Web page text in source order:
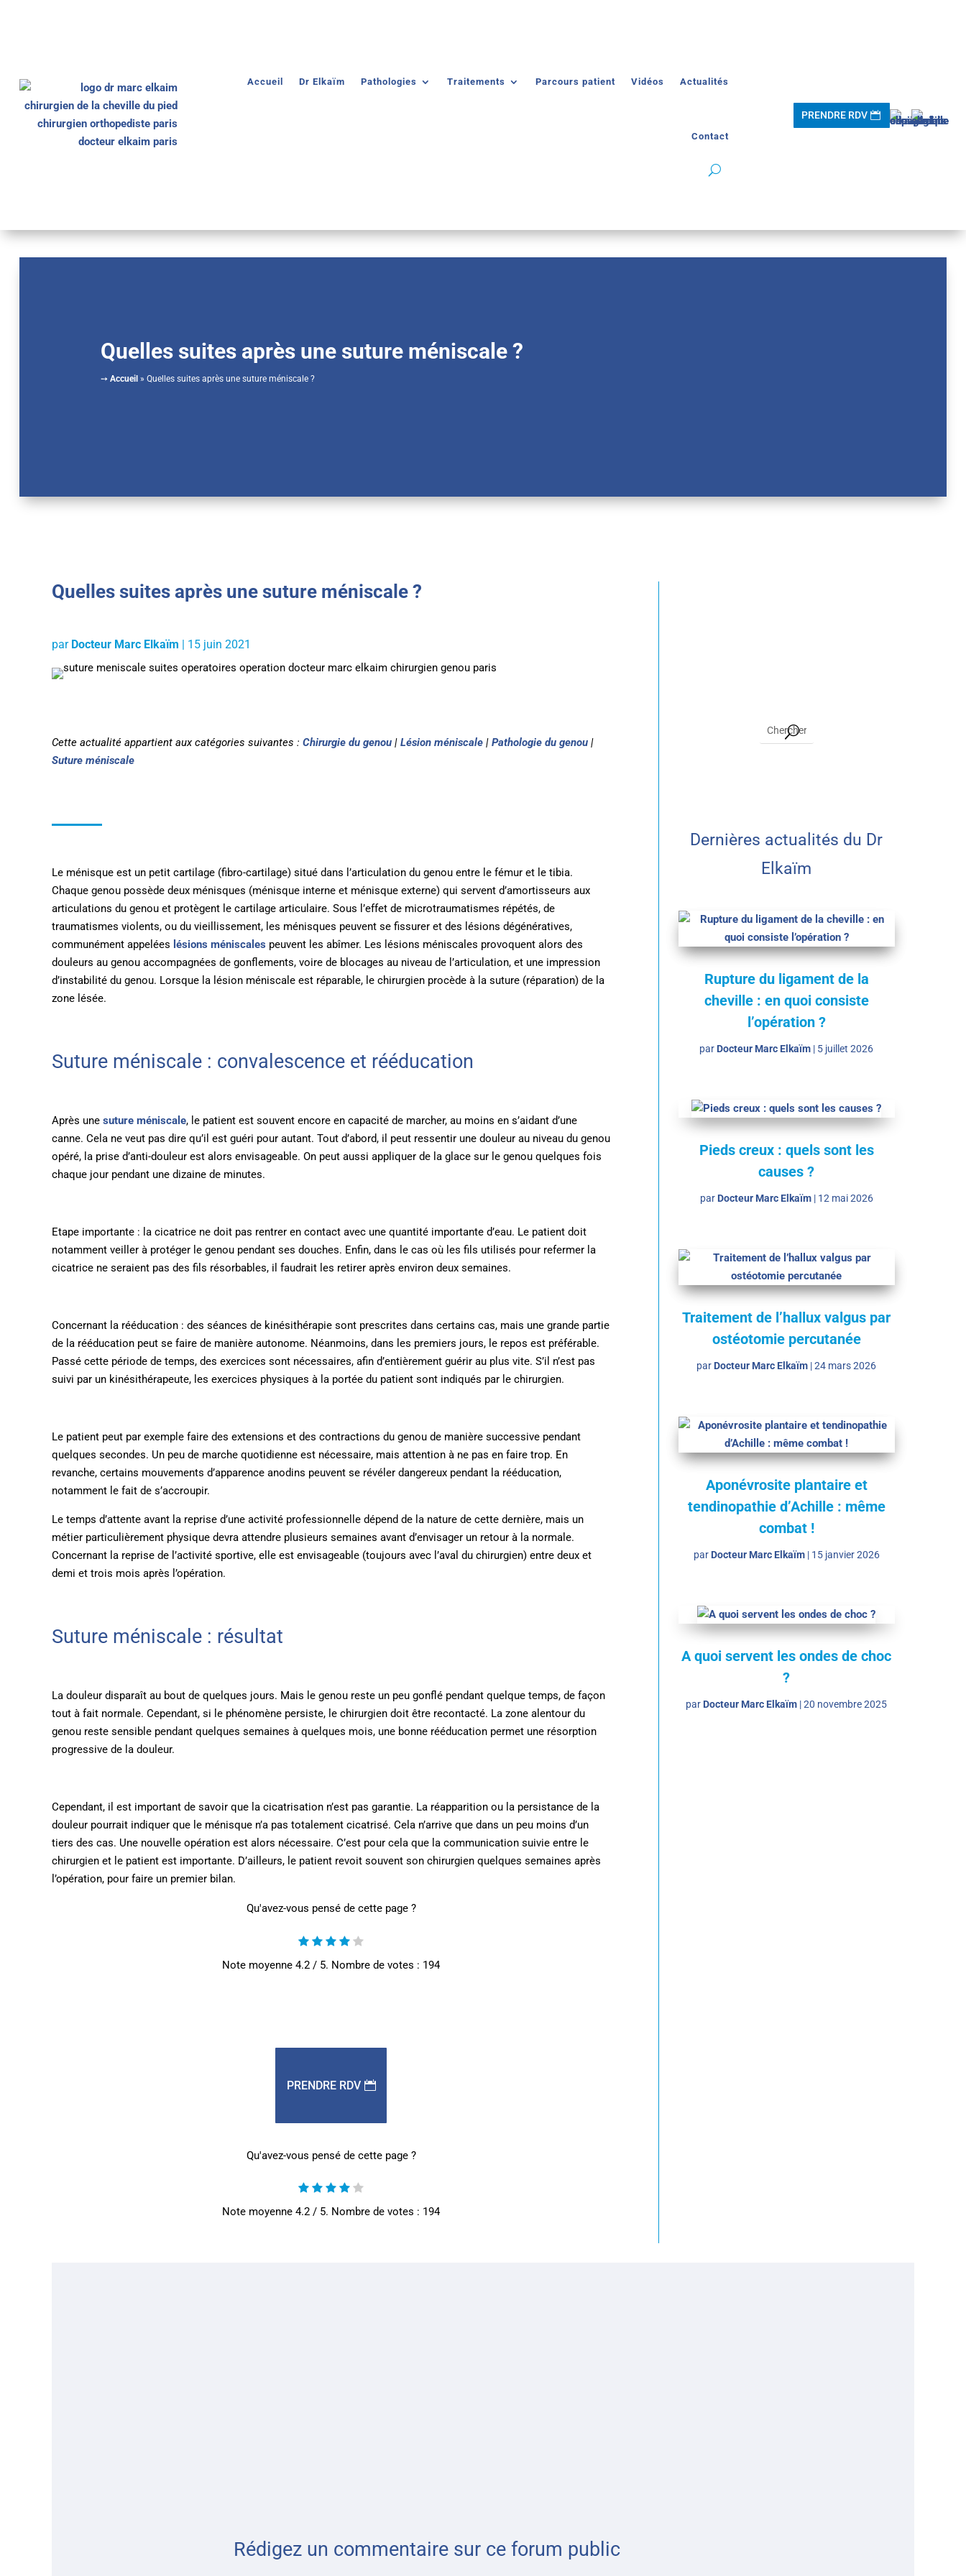
Accueil Dr Elkaïm Pathologies Traitements Parcours patient Vidéos Actualités
Contact
PRENDRE RDV
Quelles suites après une suture méniscale ?
➙Accueil »Quelles suites après une suture méniscale ?
Quelles suites après une suture méniscale ?
par Docteur Marc Elkaïm 15 juin 2021
Cette actualité appartient aux catégories suivantes : Chirurgie du genou | Lésion méniscale | Pathologie du genou |
Suture méniscale
Le ménisque est un petit cartilage (fibro-cartilage) situé dans l’articulation du genou entre le fémur et le tibia.
Chaque genou possède deux ménisques (ménisque interne et ménisque externe) qui servent d’amortisseurs aux
articulations du genou et protègent le cartilage articulaire. Sous l’effet de microtraumatismes répétés, de
traumatismes violents, ou du vieillissement, les ménisques peuvent se fissurer et des lésions dégénératives,
communément appelées lésions méniscales peuvent les abîmer. Les lésions méniscales provoquent alors des
douleurs au genou accompagnées de gonflements, voire de blocages au niveau de l’articulation, et une impression
d’instabilité du genou. Lorsque la lésion méniscale est réparable, le chirurgien procède à la suture (réparation) de la
zone lésée.
Suture méniscale : convalescence et rééducation
Après une suture méniscale, le patient est souvent encore en capacité de marcher, au moins en s’aidant d’une
canne. Cela ne veut pas dire qu’il est guéri pour autant. Tout d’abord, il peut ressentir une douleur au niveau du genou
opéré, la prise d’anti-douleur est alors envisageable. On peut aussi appliquer de la glace sur le genou quelques fois
chaque jour pendant une dizaine de minutes.
Etape importante : la cicatrice ne doit pas rentrer en contact avec une quantité importante d’eau. Le patient doit
notamment veiller à protéger le genou pendant ses douches. Enfin, dans le cas où les fils utilisés pour refermer la
cicatrice ne seraient pas des fils résorbables, il faudrait les retirer après environ deux semaines.
Concernant la rééducation : des séances de kinésithérapie sont prescrites dans certains cas, mais une grande partie
de la rééducation peut se faire de manière autonome. Néanmoins, dans les premiers jours, le repos est préférable.
Passé cette période de temps, des exercices sont nécessaires, afin d’entièrement guérir au plus vite. S’il n’est pas
suivi par un kinésithérapeute, les exercices physiques à la portée du patient sont indiqués par le chirurgien.
Le patient peut par exemple faire des extensions et des contractions du genou de manière successive pendant
quelques secondes. Un peu de marche quotidienne est nécessaire, mais attention à ne pas en faire trop. En
revanche, certains mouvements d’apparence anodins peuvent se révéler dangereux pendant la rééducation,
notamment le fait de s’accroupir.
Le temps d’attente avant la reprise d’une activité professionnelle dépend de la nature de cette dernière, mais un
métier particulièrement physique devra attendre plusieurs semaines avant d’envisager un retour à la normale.
Concernant la reprise de l’activité sportive, elle est envisageable (toujours avec l’aval du chirurgien) entre deux et
demi et trois mois après l’opération.
Suture méniscale : résultat
La douleur disparaît au bout de quelques jours. Mais le genou reste un peu gonflé pendant quelque temps, de façon
tout à fait normale. Cependant, si le phénomène persiste, le chirurgien doit être recontacté. La zone alentour du
genou reste sensible pendant quelques semaines à quelques mois, une bonne rééducation permet une résorption
progressive de la douleur.
Cependant, il est important de savoir que la cicatrisation n’est pas garantie. La réapparition ou la persistance de la
douleur pourrait indiquer que le ménisque n’a pas totalement cicatrisé. Cela n’arrive que dans un peu moins d’un
tiers des cas. Une nouvelle opération est alors nécessaire. C’est pour cela que la communication suivie entre le
chirurgien et le patient est importante. D’ailleurs, le patient revoit souvent son chirurgien quelques semaines après
l’opération, pour faire un premier bilan.
Qu'avez-vous pensé de cette page ?
Note moyenne4.2 / 5. Nombre de votes : 194
PRENDRE RDV
Qu'avez-vous pensé de cette page ?
Note moyenne4.2 / 5. Nombre de votes : 194
Dernières actualités du Dr
Elkaïm
Rupture du ligament de la
cheville : en quoi consiste
l’opération ?
par Docteur Marc Elkaïm | 5 juillet 2026
Pieds creux : quels sont les
causes ?
par Docteur Marc Elkaïm| 12 mai 2026
Traitement de l’hallux valgus par
ostéotomie percutanée
par Docteur Marc Elkaïm |24 mars 2026
Aponévrosite plantaire et
tendinopathie d’Achille : même
combat !
par Docteur Marc Elkaïm| 15 janvier 2026
A quoi servent les ondes de choc
?
par Docteur Marc Elkaïm |20 novembre 2025
Rédigez un commentaire sur ce forum public